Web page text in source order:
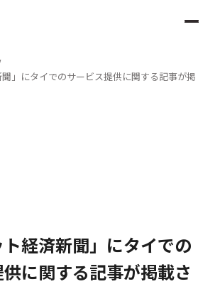
聞」にタイでのサービス提供に関する記事が掲
ト経済新聞」にタイでの
に関する記事が掲載さ